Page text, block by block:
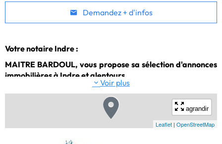
Demandez + d'infos
Votre notaire Indre :
MAITRE BARDOUL, vous propose sa sélection d'annonces
immobilières à Indre et alentours.
Voir plus
agrandir
Leaflet | OpenStreetMap